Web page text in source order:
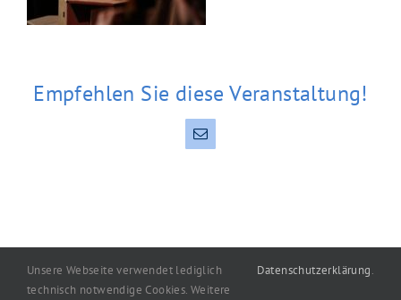
Empfehlen Sie diese Veranstaltung!
E-
Mail
Unsere Webseite verwendet lediglich
technisch notwendige Cookies. Weitere
Datenschutzerklärung.